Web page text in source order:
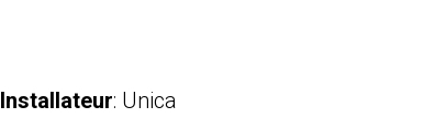
Installateur: Unica